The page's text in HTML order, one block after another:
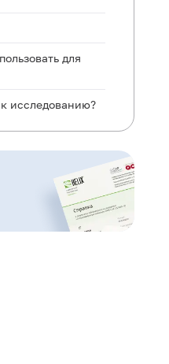
для
исследованию?